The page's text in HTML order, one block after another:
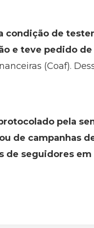
condição de
e teve pedido
(Coaf).
pela
de campanhas
de seguidores